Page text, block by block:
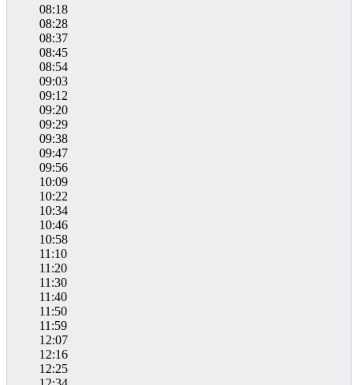
08:18
08:28
08:37
08:45
08:54
09:03
09:12
09:20
09:29
09:38
09:47
09:56
10:09
10:22
10:34
10:46
10:58
11:10
11:20
11:30
11:40
11:50
11:59
12:07
12:16
12:25